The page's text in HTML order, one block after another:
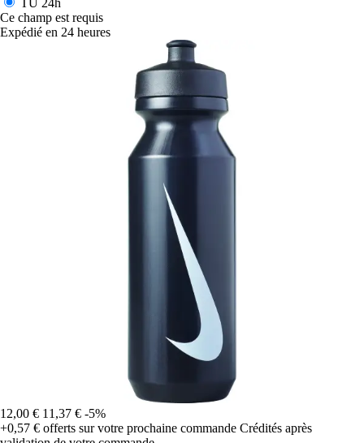
Ce champ est requis
Expédié en 24 heures
12,00 € 11,37 € -5%
+0,57 € offerts sur votre prochaine commande Crédités après